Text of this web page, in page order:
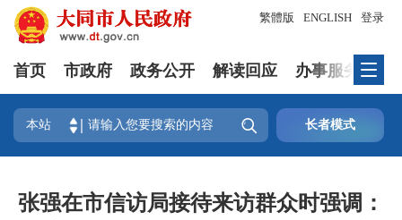
登录
繁體版 ENGLISH
首页 市政府 政务公开 解读回应 办事服务
本站  长者模式
张强在市信访局接待来访群众时强调：